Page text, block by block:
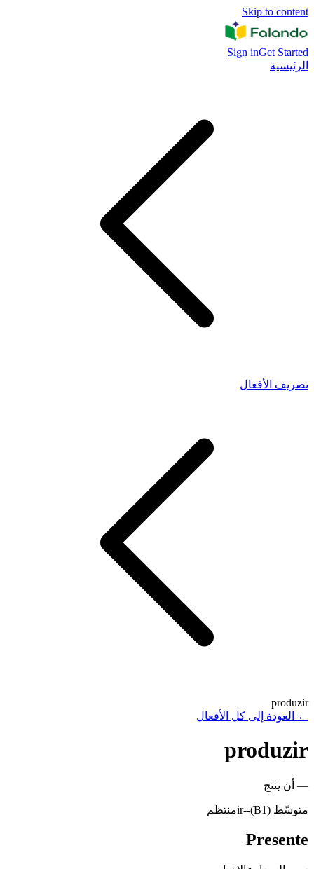
Skip to content
Sign inGet Started
الرئيسية
تصريف الأفعال
produzir
←
العودة إلى كل الأفعال
produzir
— أن ينتج
متوسّط (B1) -
-ir منتظم
Presente